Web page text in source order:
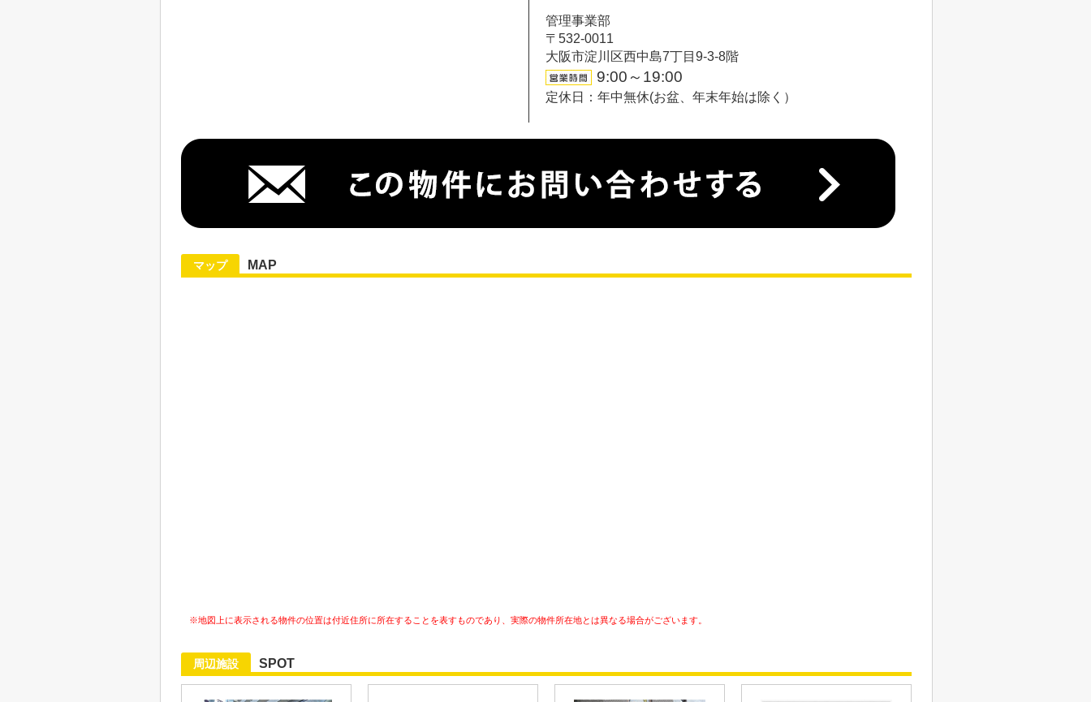
管理事業部
〒532-0011
大阪市淀川区西中島7丁目9-3-8階
9:00～19:00
定休日：年中無休(お盆、年末年始は除く）
マップ MAP
※地図上に表示される物件の位置は付近住所に所在することを表すものであり、実際の物件所在地とは異なる場合がございます。
周辺施設 SPOT